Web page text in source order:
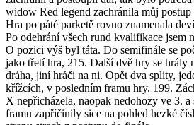
widow Red legend zachránila můj
Hra po páté parketě rovno znamenala
Po odehrání všech rund kvalifikace jsem
O pozici výš byl táta. Do semifinále se
jako třetí hra, 215. Další dvě hry se hrály
dráha, jiní hráči na ni. Opět dva splity,
křížcích, v posledním framu hry, 199.
X nepřicházela, naopak nedohozy ve 3. a
framu zapříčinily sice na pohled hezké